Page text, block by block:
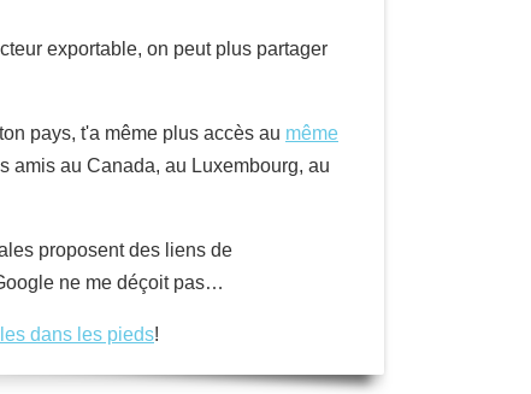
exportable, on peut plus partager
pays, t'a même plus accès au même
amis au Canada, au Luxembourg, au
proposent des liens de
ne me déçoit pas…
dans les pieds!